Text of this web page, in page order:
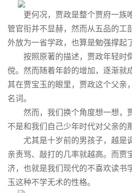
更何况，贾政是整个贾府一族
管官衔并不显赫，然而从五品的工
外放为一省学政，也算是勉强撑起
按照原著的描述，贾政年轻时
傥。然而随着年龄的增加，逐渐
其在贾宝玉的眼里，贾政这个父亲
名词。
然而，我们换个角度想一想，
不是和我们自己少年时代对父亲的
尤其是十岁前的男孩子，越是
亲责骂、敲打的几率就越高。而贾
济，也就是我们现代的不喜欢读书
玉这种不学无术的性格。